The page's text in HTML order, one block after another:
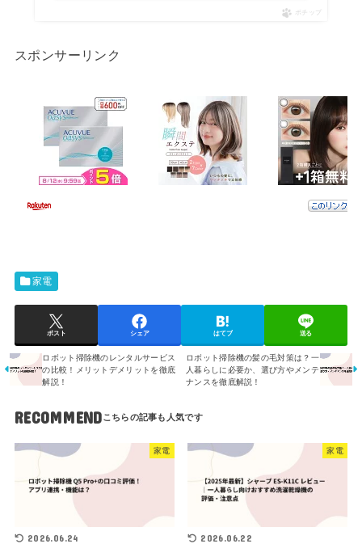
ポチップ
スポンサーリンク
家電
ポスト シェア はてブ 送る
ロボット掃除機のレンタルサービス
の比較！メリットデメリットを徹底
解説！
ロボット掃除機の髪の毛対策は？一
人暮らしに必要か、選び方やメンテ
ナンスを徹底解説！
RECOMMEND
家電
2026.06.24
家電
2026.06.22